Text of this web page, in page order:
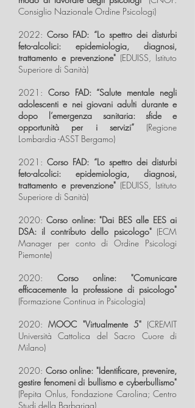
Consiglio Nazionale Ordine Psicologi)
2022: Corso FAD: “Lo spettro dei disturbi
feto-alcolici: epidemiologia, diagnosi,
trattamento e prevenzione" (EDUISS, Istituto
Superiore di Sanità)
2021: Corso FAD: “Salute mentale negli
adolescenti e nei giovani adulti durante e
dopo l’emergenza sanitaria: sfide e
opportunità per i servizi” (Regione
Lombardia -ASST Bergamo)
2021: Corso FAD: “Lo spettro dei disturbi
feto-alcolici: epidemiologia, diagnosi,
trattamento e prevenzione" (EDUISS, Istituto
Superiore di Sanità)
2020:Corso online: "Dai BES alle EES ai
DSA: il contributo dello psicologo"(ECM
Manager per conto di Ordine Psicologi
Piemonte)
2020: Corso online: "Comunicare
efficacemente la professione di psicologo"
(Formazione Continua in Psicologia)
2020:MOOC "Virtualmente 5"(CREMIT
Università Cattolica del Sacro Cuore di
Milano)
2020: Corso online: "Identificare, prevenire,
gestire fenomeni di bullismo e cyberbullismo"
(Pepita Onlus, Fondazione Carolina; Centro
Studi della Barbariga)